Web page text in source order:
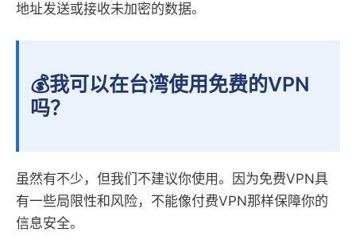
地址发送或接收未加密的数据。
💰我可以在台湾使用免费的VPN
吗？
虽然有不少，但我们不建议你使用。因为免费VPN具
有一些局限性和风险，不能像付费VPN那样保障你的
信息安全。